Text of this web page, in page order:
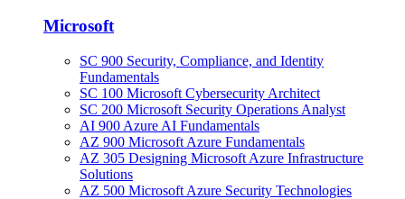
Microsoft
SC 900 Security, Compliance, and Identity
Fundamentals
SC 100 Microsoft Cybersecurity Architect
SC 200 Microsoft Security Operations Analyst
AI 900 Azure AI Fundamentals
AZ 900 Microsoft Azure Fundamentals
AZ 305 Designing Microsoft Azure Infrastructure
Solutions
AZ 500 Microsoft Azure Security Technologies